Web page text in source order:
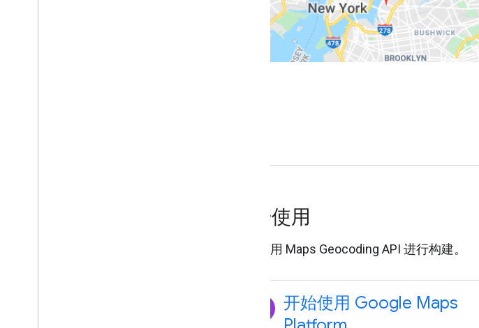
开始使用
开始使用 Maps Geocoding API 进行构建。
explore 开始使用 Google Maps